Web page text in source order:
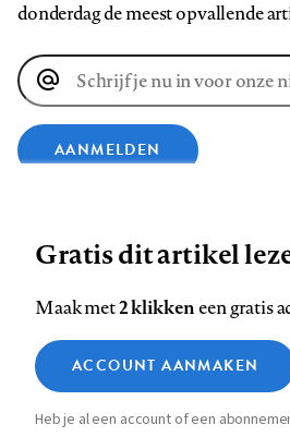
donderdag de meest opvallende
E-
mailadres
AANMELDEN
op
Facebook
op
LinkedIn
op
Bluesky
ons
op
Instagram
Footer
Contact Colofon Disclaimer
Medische
Zie onze cookie policy
Analytische cookies
Marketing cookies
Gratis dit artikel
Maak met2 klikkeneen gratis
ACCOUNT AANMAKEN
Heb je al een account of een